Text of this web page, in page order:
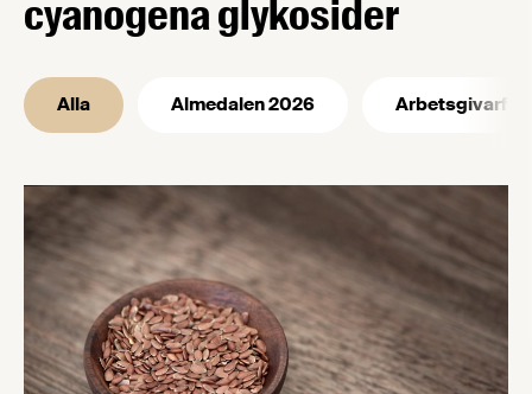
cyanogena glykosider
Alla Almedalen 2026